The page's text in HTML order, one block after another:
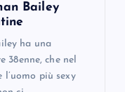
Bailey
ha una
38enne, che nel
più sexy